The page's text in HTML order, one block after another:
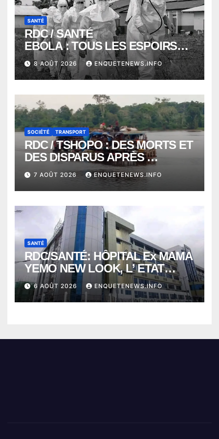
SANTÉ
RDC / SANTÉ
EBOLA : TOUS LES ESPOIRS
VONT VERS SEPTEMBRE
ALORS QUE L’ÉPIDÉMIE TEND
VERS 2000 DÉCÈS
8 AOÛT 2026 ENQUETENEWS.INFO
SOCIÉTÉ TRANSPORT
RDC / TSHOPO : DES MORTS ET
DES DISPARUS APRÈS
NAUFRAGE D’UNE BALEINIERE
À QUELQUES KILOMÈTRES DE
KISANGANI
7 AOÛT 2026 ENQUETENEWS.INFO
SANTÉ
RDC/SANTÉ: HÔPITAL Ex MAMA
YEMO NEW LOOK, L’ ETAT
PERD LE CONTROLE
6 AOÛT 2026 ENQUETENEWS.INFO